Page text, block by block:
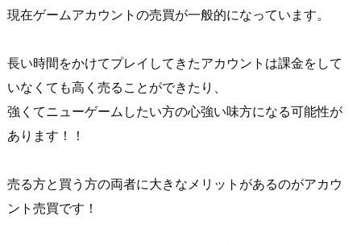
現在ゲームアカウントの売買が一般的になっています。
長い時間をかけてプレイしてきたアカウントは課金をして
いなくても高く売ることができたり、
強くてニューゲームしたい方の心強い味方になる可能性が
あります！！
売る方と買う方の両者に大きなメリットがあるのがアカウ
ント売買です！